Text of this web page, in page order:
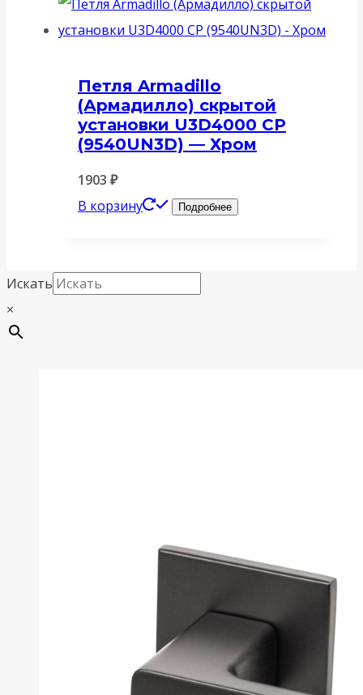
Петля Armadillo
(Армадилло) скрытой
установки U3D4000 CP
(9540UN3D) — Хром
1903 ₽
В корзину
Подробнее
Искать
×